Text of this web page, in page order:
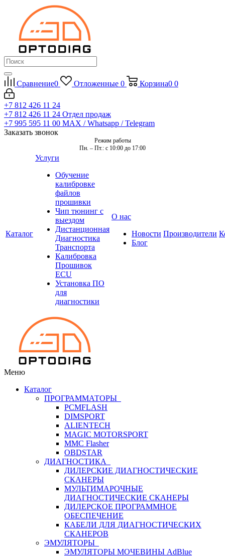
Сравнение0 Отложенные 0 Корзина0 0
+7 812 426 11 24
+7 812 426 11 24 Отдел продаж
+7 995 595 11 00 MAX / Whatsapp / Telegram
Заказать звонок
Режим работы
Пн. – Пт.: с 10:00 до 17:00
Каталог
Услуги
Обучение
калибровке
файлов
прошивки
Чип тюнинг с
выездом
Дистанционная
Диагностика
Транспорта
Калибровка
Прошивок
ECU
Установка ПО
для
диагностики
О нас
Новости
Блог
Производители
Меню
Каталог
ПРОГРАММАТОРЫ
PCMFLASH
DIMSPORT
ALIENTECH
MAGIC MOTORSPORT
MMC Flasher
OBDSTAR
ДИАГНОСТИКА
ДИЛЕРСКИЕ ДИАГНОСТИЧЕСКИЕ
СКАНЕРЫ
МУЛЬТИМАРОЧНЫЕ
ДИАГНОСТИЧЕСКИЕ СКАНЕРЫ
ДИЛЕРСКОЕ ПРОГРАММНОЕ
ОБЕСПЕЧЕНИЕ
КАБЕЛИ ДЛЯ ДИАГНОСТИЧЕСКИХ
СКАНЕРОВ
ЭМУЛЯТОРЫ
ЭМУЛЯТОРЫ МОЧЕВИНЫ АdBlue